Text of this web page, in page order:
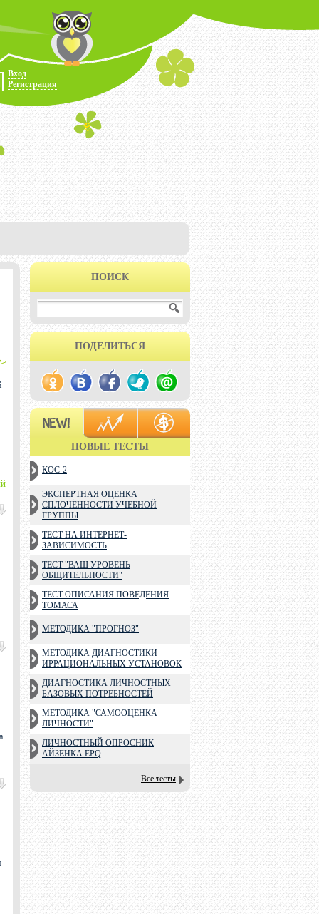
Вход
Регистрация
ПОИСК
ПОДЕЛИТЬСЯ
НОВЫЕ ТЕСТЫ
КОС-2
ЭКСПЕРТНАЯ ОЦЕНКА
СПЛОЧЁННОСТИ УЧЕБНОЙ
ГРУППЫ
ТЕСТ НА ИНТЕРНЕТ-
ЗАВИСИМОСТЬ
ТЕСТ "ВАШ УРОВЕНЬ
ОБЩИТЕЛЬНОСТИ"
ТЕСТ ОПИСАНИЯ ПОВЕДЕНИЯ
ТОМАСА
МЕТОДИКА "ПРОГНОЗ"
МЕТОДИКА ДИАГНОСТИКИ
ИРРАЦИОНАЛЬНЫХ УСТАНОВОК
ДИАГНОСТИКА ЛИЧНОСТНЫХ
БАЗОВЫХ ПОТРЕБНОСТЕЙ
МЕТОДИКА "САМООЦЕНКА
ЛИЧНОСТИ"
ЛИЧНОСТНЫЙ ОПРОСНИК
АЙЗЕНКА EPQ
Все тесты